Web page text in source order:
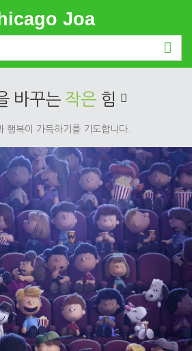
Joa
바꾸는 작은힘
행복이 가득하기를 기도합니다.